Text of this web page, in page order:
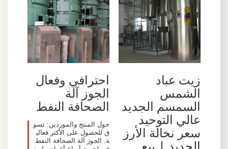
زيت عباد
الشمس
السمسم الجديد
عالي التوحيد
سعر نخالة الأرز
احترافي وفعال
الجوز آلة
الصحافة النفط
حول المنتج والموردين: تسو
ق للحصول على الأكثر فعالي
ة. الجوز آلة الصحافة النفط